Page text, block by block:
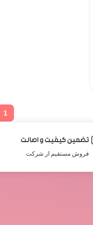
1
تضمین کیفیت و اصالت
فروش مستقیم از شرکت